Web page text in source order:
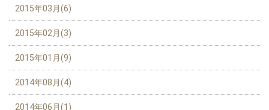
2015年03月(6)
2015年02月(3)
2015年01月(9)
2014年08月(4)
2014年06月(1)